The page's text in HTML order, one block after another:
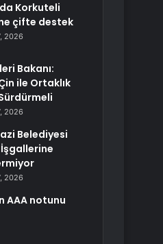
Korkuteli
çifte destek
2026
Bakanı:
ile Ortaklık
2026
Belediyesi
İşgallerine
2026
AAA notunu